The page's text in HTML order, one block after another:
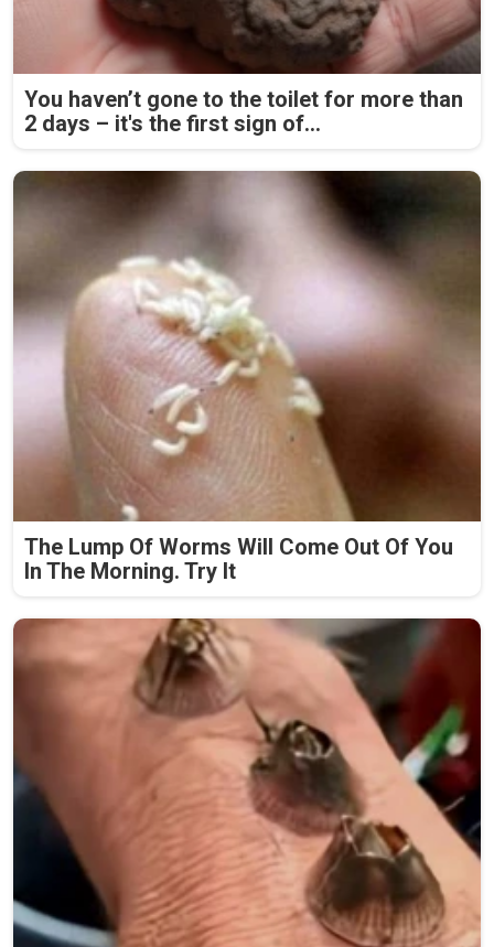
You haven’t gone to the toilet for more than
2 days – it's the first sign of...
The Lump Of Worms Will Come Out Of You
In The Morning. Try It